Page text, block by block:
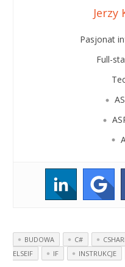
Jerzy
Pasjonat
Full-
BUDOWA C#
ELSEIF
IF INSTRUKCJE